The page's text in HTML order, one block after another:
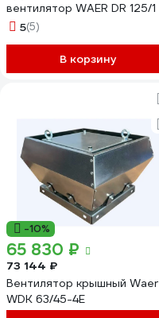
вентилятор WAER DR 125/1
5(5)
В корзину
-10%
65 830 ₽
73 144 ₽
Вентилятор крышный Waer
WDK 63/45-4E